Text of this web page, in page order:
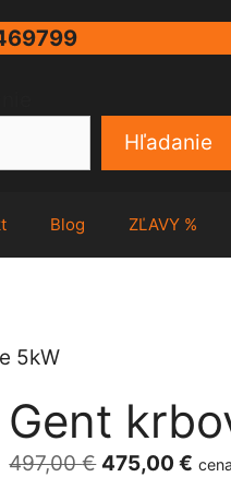
Hľadanie
Blog ZĽAVY %
5kW
Gent
497,00€ Pôvodná
475,00€